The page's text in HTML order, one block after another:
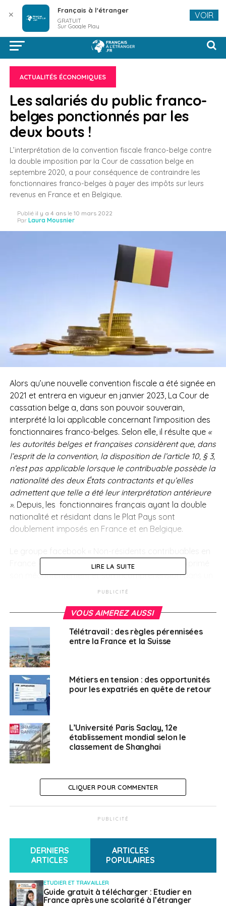
ACTUALITÉS ÉCONOMIQUES
Les salariés du public franco-
belges ponctionnés par les
deux bouts !
L’interprétation de la convention fiscale franco-belge contre
la double imposition par la Cour de cassation belge en
septembre 2020, a pour conséquence de contraindre les
fonctionnaires franco-belges à payer des impôts sur leurs
revenus en France et en Belgique.
Publié il y a 4 ans le 10 mars 2022
Par Laura Mousnier
Alors qu’une nouvelle convention fiscale a été signée en
2021 et entrera en vigueur en janvier 2023, La Cour de
cassation belge a, dans son pouvoir souverain,
interprété la loi applicable concernant l’imposition des
fonctionnaires franco-belges. Selon elle, il résulte que «
les autorités belges et françaises considèrent que, dans
l’esprit de la convention, la disposition de l’article 10, § 3,
n’est pas applicable lorsque le contribuable possède la
nationalité des deux États contractants et qu’elles
admettent que telle a été leur interprétation antérieure
».Depuis, les fonctionnaires français ayant la double
nationalité et résidant dans le Plat Pays sont
doublement imposés en France et en Belgique.
France » qui réunit environ 4.200 personnes a exprimé
son mécontentement et son incompréhension dans un
communiqué de presse publié le 14 février dernier :
l’Union européenne et à l’aube de l’entrée en vigueur
belge fait voler en éclat le principe de non double
imposition en ciblant spécifiquement les binationaux ! »
Cécilia Gondard, conseillère élue pour la circonscription
du Benelux, s’est saisie de cette problématique et a
LIRE LA SUITE
PUBLICITÉ
VOUS AIMEREZ AUSSI
Télétravail : des règles pérennisées
entre la France et la Suisse
Métiers en tension : des opportunités
pour les expatriés en quête de retour
L’Université Paris Saclay, 12e
établissement mondial selon le
classement de Shanghai
CLIQUER POUR COMMENTER
PUBLICITÉ
DERNIERS
ARTICLES
ARTICLES
POPULAIRES
ETUDIER ET TRAVAILLER
Guide gratuit à télécharger : Etudier en
France après une scolarité à l’étranger
✕ Français à l'étranger
GRATUIT
Sur Google Play
VOIR